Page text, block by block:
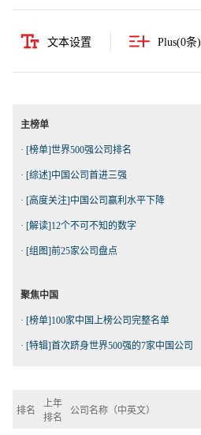
文本设置 Plus(0条)
主榜单
· [榜单]世界500强公司排名
· [综述]中国公司首进三强
· [高度关注]中国公司赢利水平下降
· [解读]12个不可不知的数字
· [组图]前25家公司盘点
聚焦中国
· [榜单]100家中国上榜公司完整名单
· [特辑]首次跻身世界500强的7家中国公司
排名
上年
排名
公司名称（中英文）